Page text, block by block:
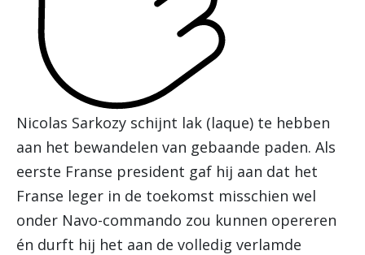
Nicolas Sarkozy schijnt lak (laque) te hebben
aan het bewandelen van gebaande paden. Als
eerste Franse president gaf hij aan dat het
Franse leger in de toekomst misschien wel
onder Navo-commando zou kunnen opereren
én durft hij het aan de volledig verlamde